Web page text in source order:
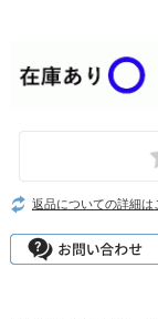
返品についての詳細は